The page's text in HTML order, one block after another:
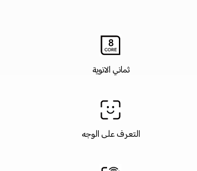
ثماني الانوية
التعرف على الوجه